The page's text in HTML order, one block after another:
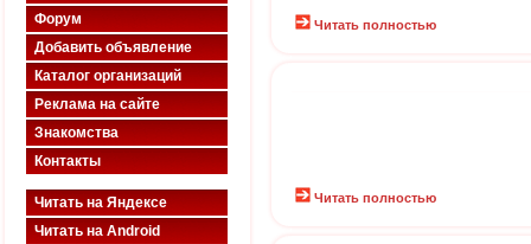
Форум
Добавить объявление
Каталог организаций
Реклама на сайте
Знакомства
Контакты
Читать на Яндексе
Читать на Android
Читать полностью
Читать полностью